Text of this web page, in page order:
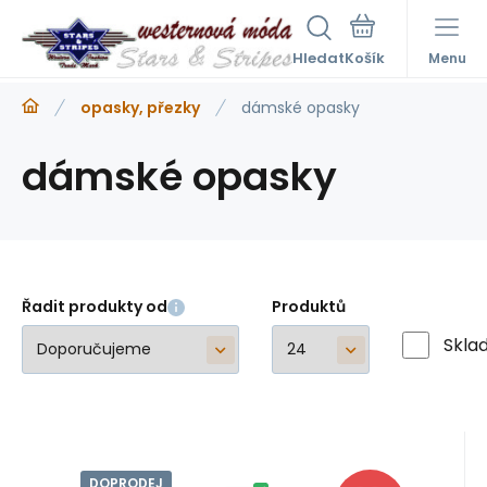
Hledat Menu
opasky, přezky dámské opasky
dámské opasky
Řadit produkty od Produktů
DOPRODEJ